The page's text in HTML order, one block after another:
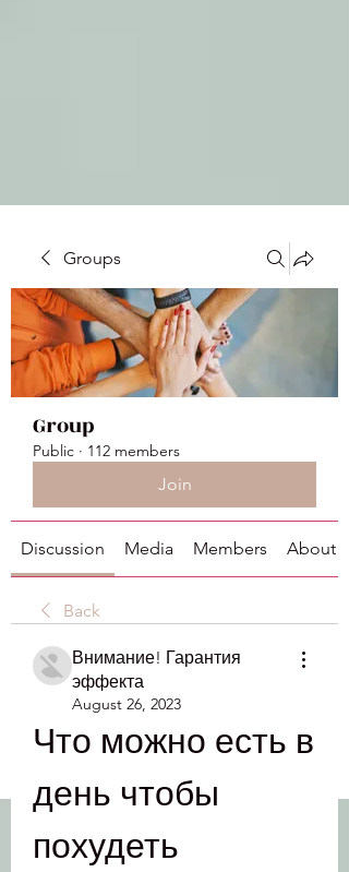
Groups
Group
Public · 112 members
Join
Discussion Media Members About
Back
Внимание! Гарантия
эффекта
August 26, 2023
Что можно есть в
день чтобы
похудеть